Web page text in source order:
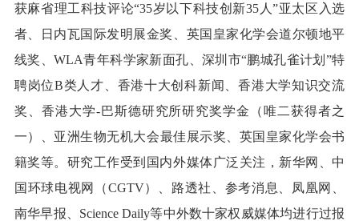
获麻省理工科技评论“35岁以下科技创新35人”亚太区入选
者、日内瓦国际发明展金奖、 英国皇家化学会道尔顿地平
线奖 、WLA青年科学家新面孔、 深圳市“鹏城孔雀计划”特
聘岗位B类人才、香港十大创科新闻、香港大学知识交流
奖、香港大学-巴斯德研究所研究奖学金（唯二获得者之
一）、 亚洲生物无机大会最佳展示奖、英国皇家化学会书
籍奖等。研究工作受到国内外媒体广泛关注，新华网、中
国环球电视网（CGTV）、路透社、参考消息、凤凰网、
南华早报、Science Daily等中外数十家权威媒体均进行过报